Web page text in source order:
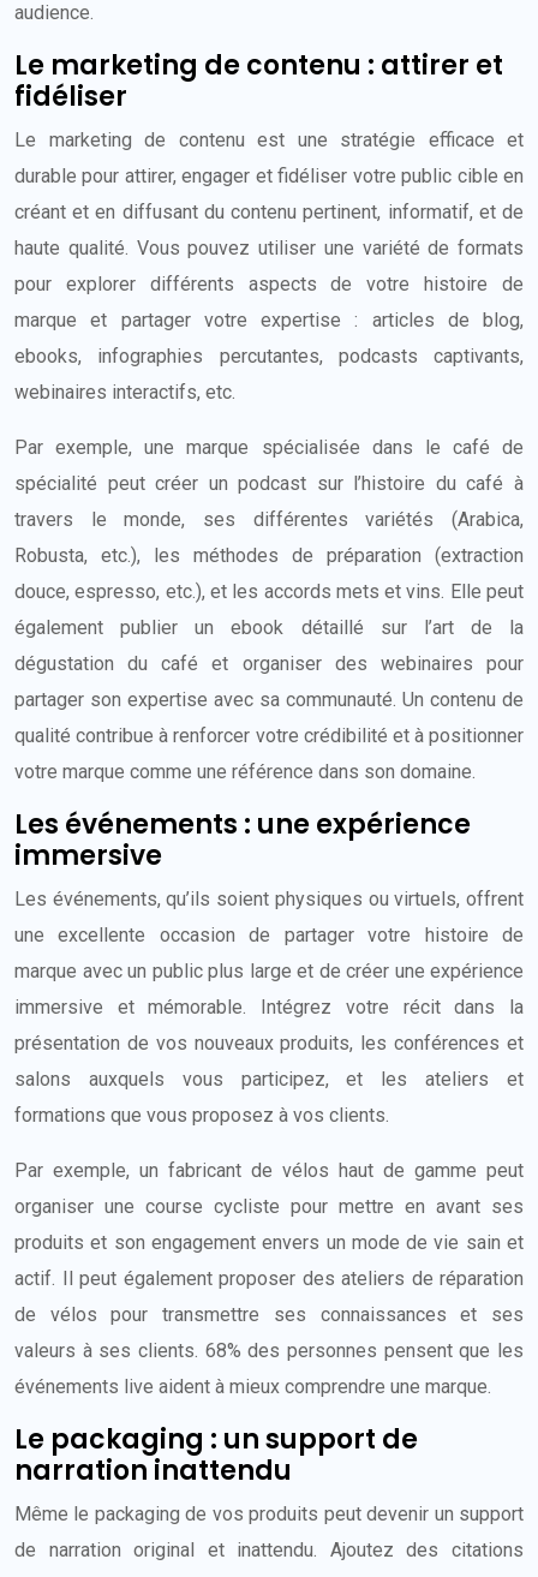
audience.
Le marketing de contenu : attirer et
fidéliser
Le marketing de contenu est une stratégie efficace et
durable pour attirer, engager et fidéliser votre public cible en
créant et en diffusant du contenu pertinent, informatif, et de
haute qualité. Vous pouvez utiliser une variété de formats
pour explorer différents aspects de votre histoire de
marque et partager votre expertise : articles de blog,
ebooks, infographies percutantes, podcasts captivants,
webinaires interactifs, etc.
Par exemple, une marque spécialisée dans le café de
spécialité peut créer un podcast sur l’histoire du café à
travers le monde, ses différentes variétés (Arabica,
Robusta, etc.), les méthodes de préparation (extraction
douce, espresso, etc.), et les accords mets et vins. Elle peut
également publier un ebook détaillé sur l’art de la
dégustation du café et organiser des webinaires pour
partager son expertise avec sa communauté. Un contenu de
qualité contribue à renforcer votre crédibilité et à positionner
votre marque comme une référence dans son domaine.
Les événements : une expérience
immersive
Les événements, qu’ils soient physiques ou virtuels, offrent
une excellente occasion de partager votre histoire de
marque avec un public plus large et de créer une expérience
immersive et mémorable. Intégrez votre récit dans la
présentation de vos nouveaux produits, les conférences et
salons auxquels vous participez, et les ateliers et
formations que vous proposez à vos clients.
Par exemple, un fabricant de vélos haut de gamme peut
organiser une course cycliste pour mettre en avant ses
produits et son engagement envers un mode de vie sain et
actif. Il peut également proposer des ateliers de réparation
de vélos pour transmettre ses connaissances et ses
valeurs à ses clients. 68% des personnes pensent que les
événements live aident à mieux comprendre une marque.
Le packaging : un support de
narration inattendu
Même le packaging de vos produits peut devenir un support
de narration original et inattendu. Ajoutez des citations